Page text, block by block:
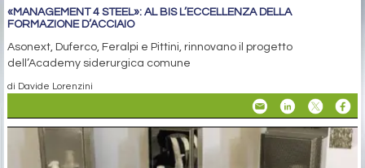
«MANAGEMENT 4 STEEL»: AL BIS L’ECCELLENZA DELLA
FORMAZIONE D’ACCIAIO
Asonext, Duferco, Feralpi e Pittini, rinnovano il progetto
dell’Academy siderurgica comune
di Davide Lorenzini